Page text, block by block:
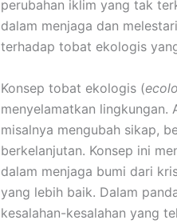
perubahan iklim yang tak
dalam menjaga dan
terhadap tobat ekologis
Konsep tobat ekologis (
menyelamatkan lingkungan.
misalnya mengubah sikap,
berkelanjutan. Konsep ini
dalam menjaga bumi dari
yang lebih baik. Dalam
kesalahan-kesalahan yang